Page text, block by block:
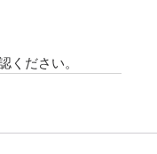
ください。